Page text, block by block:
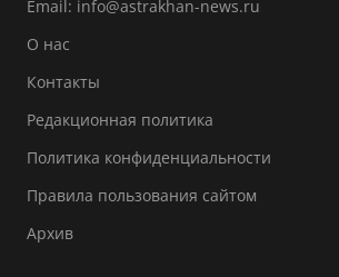
Email: info@astrakhan-news.ru
О нас
Контакты
Редакционная политика
Политика конфиденциальности
Правила пользования сайтом
Архив